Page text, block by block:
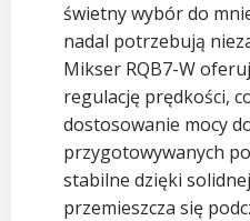
świetny wybór do
nadal potrzebują
Mikser RQB7-W
regulację prędkości,
dostosowanie mocy
przygotowywanych
stabilne dzięki
przemieszcza się